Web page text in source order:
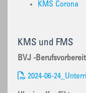
KMS Corona
KMS und FMS
BVJ -
2024-06-